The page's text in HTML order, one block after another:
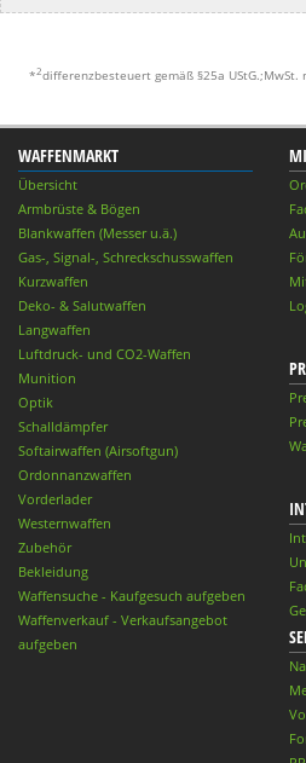
*2differenzbesteuert gemäß §25a
WAFFENMARKT
Übersicht
Armbrüste & Bögen
Blankwaffen (Messer u.ä.)
Gas-, Signal-, Schreckschusswaffen
Kurzwaffen
Deko- & Salutwaffen
Langwaffen
Luftdruck- und CO2-Waffen
Munition
Optik
Schalldämpfer
Softairwaffen (Airsoftgun)
Ordonnanzwaffen
Vorderlader
Westernwaffen
Zubehör
Bekleidung
Waffensuche - Kaufgesuch aufgeben
Waffenverkauf - Verkaufsangebot
aufgeben